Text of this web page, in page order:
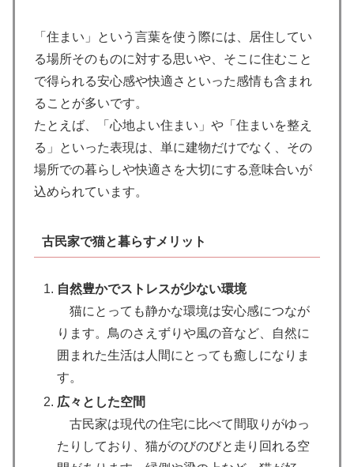
「住まい」という言葉を使う際には、居住してい
る場所そのものに対する思いや、そこに住むこと
で得られる安心感や快適さといった感情も含まれ
ることが多いです。
たとえば、「心地よい住まい」や「住まいを整え
る」といった表現は、単に建物だけでなく、その
場所での暮らしや快適さを大切にする意味合いが
込められています。
古民家で猫と暮らすメリット
自然豊かでストレスが少ない環境
猫にとっても静かな環境は安心感につなが
ります。鳥のさえずりや風の音など、自然に
囲まれた生活は人間にとっても癒しになりま
す。
広々とした空間
古民家は現代の住宅に比べて間取りがゆっ
たりしており、猫がのびのびと走り回れる空